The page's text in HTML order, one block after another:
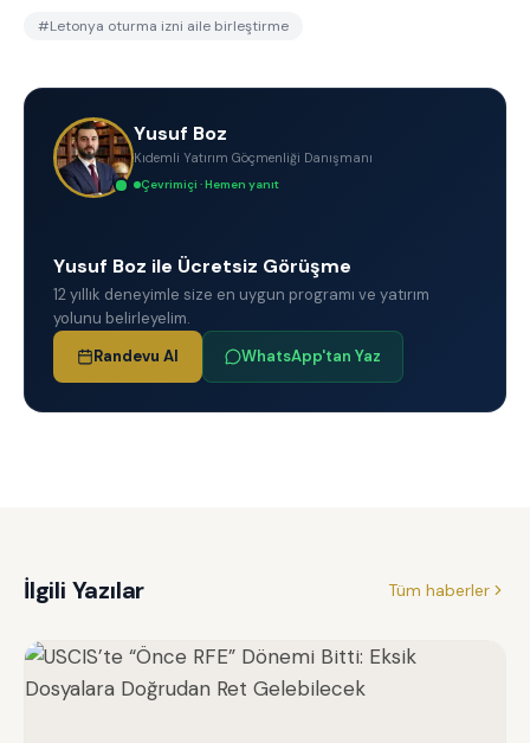
#Letonya oturma izni aile birleştirme
Yusuf Boz
Kıdemli Yatırım Göçmenliği Danışmanı
Çevrimiçi · Hemen yanıt
Yusuf Boz ile Ücretsiz Görüşme
12 yıllık deneyimle size en uygun programı ve yatırım
yolunu belirleyelim.
Randevu Al
WhatsApp'tan Yaz
İlgili Yazılar Tüm haberler